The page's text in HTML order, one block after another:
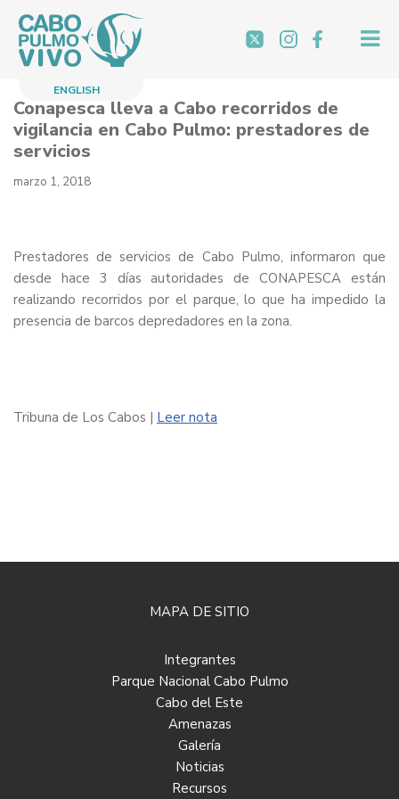
Saltar
al
contenidoENGLISH
Conapesca lleva a Cabo recorridos de
vigilancia en Cabo Pulmo: prestadores de
servicios
marzo 1, 2018
Prestadores de servicios de Cabo Pulmo, informaron que
desde hace 3 días autoridades de CONAPESCA están
realizando recorridos por el parque, lo que ha impedido la
presencia de barcos depredadores en la zona.
Tribuna de Los Cabos | Leer nota
MAPA DE SITIO
Integrantes
Parque Nacional Cabo Pulmo
Cabo del Este
Amenazas
Galería
Noticias
Recursos